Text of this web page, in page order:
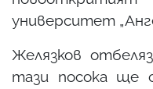
университет
Желязков
тази посока ще